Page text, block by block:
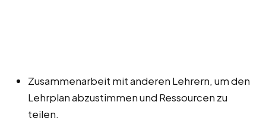
Zusammenarbeit mit anderen Lehrern, um den
Lehrplan abzustimmen und Ressourcen zu
teilen.